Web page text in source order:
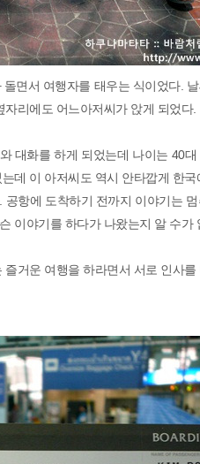
면서 여행자를 태우는 식이었다.
리에도 어느아저씨가 앉게 되었다.
대화를 하게 되었는데 나이는 40
데 이 아저씨도 역시 안타깝게 한
항에 도착하기 전까지 이야기는
이야기를 하다가 나왔는지 알 수가
거운 여행을 하라면서 서로 인사를